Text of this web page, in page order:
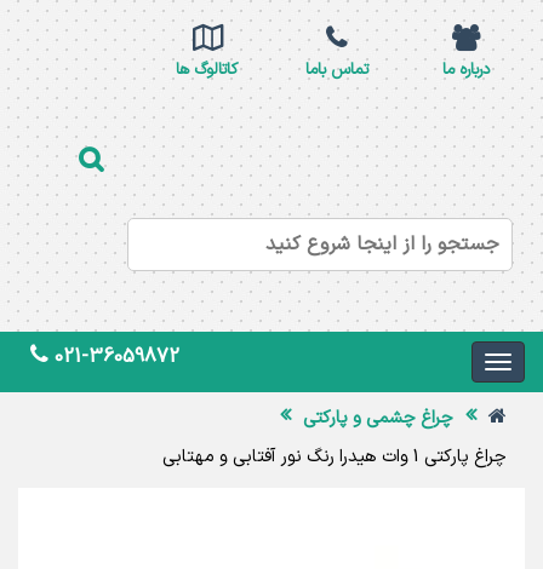
درباره ما تماس باما کاتالوگ ها
021-36059872
چراغ چشمی و پارکتی
چراغ پارکتی 1 وات هیدرا رنگ نور آفتابی و مهتابی